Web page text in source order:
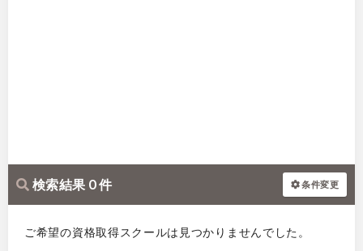
検索結果 0 件 条件変更
ご希望の資格取得スクールは見つかりませんでした。